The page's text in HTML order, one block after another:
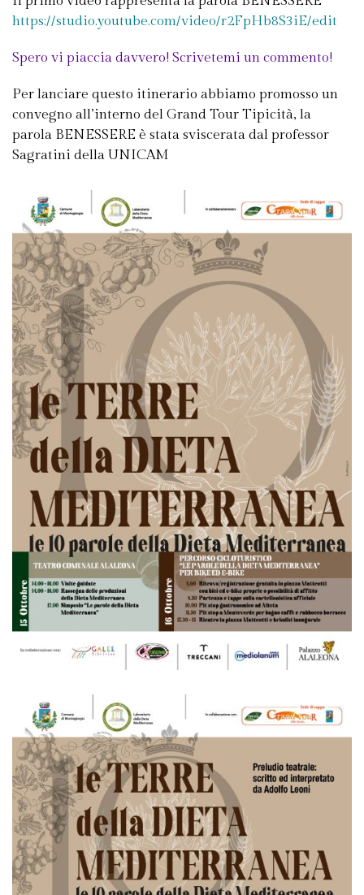
https://studio.youtube.com/video/r2FpHb8S3iE/edit
Spero vi piaccia davvero! Scrivetemi un commento!
Per lanciare questo itinerario abbiamo promosso un
convegno all’interno del Grand Tour Tipicità, la
parola BENESSERE è stata sviscerata dal professor
Sagratini della UNICAM